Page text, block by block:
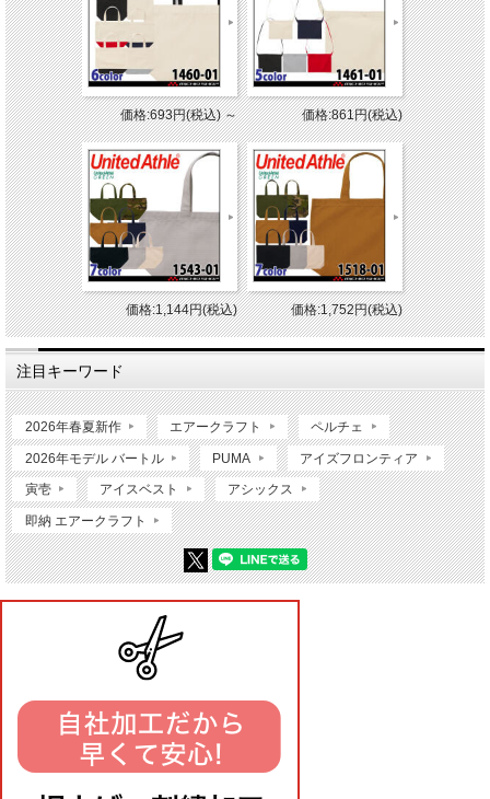
価格:693円(税込)～ 価格:861円(税込)
価格:1,144円(税込) 価格:1,752円(税込)
注目キーワード
2026年春夏新作 エアークラフト ペルチェ
2026年モデル バートル PUMA アイズフロンティア
寅壱 アイスベスト アシックス
即納 エアークラフト